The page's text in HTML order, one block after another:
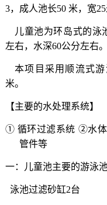
3，成人池长50 米，宽25
儿童池为环岛式的泳
左右，水深60公分左右。
本项目采用顺流式
米。
【主要的水处理系统】
① 循环过滤系统 ②水体
管件等
一：儿童池主要的游泳
泳池过滤砂缸2台